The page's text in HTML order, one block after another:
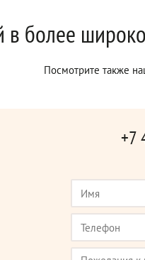
более
Посмотрите также
+7